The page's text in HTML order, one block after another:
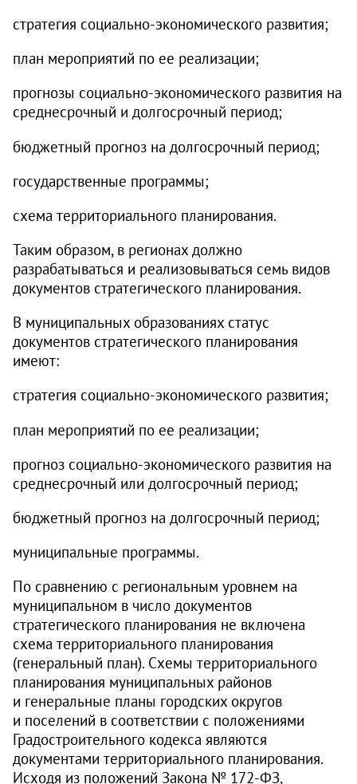
стратегия социально-экономического развития;
план мероприятий по ее реализации;
прогнозы социально-экономического развития на
среднесрочный и долгосрочный период;
бюджетный прогноз на долгосрочный период;
государственные программы;
схема территориального планирования.
Таким образом, в регионах должно
разрабатываться и реализовываться семь видов
документов стратегического планирования.
В муниципальных образованиях статус
документов стратегического планирования
имеют:
стратегия социально-экономического развития;
план мероприятий по ее реализации;
прогноз социально-экономического развития на
среднесрочный или долгосрочный период;
бюджетный прогноз на долгосрочный период;
муниципальные программы.
По сравнению с региональным уровнем на
муниципальном в число документов
стратегического планирования не включена
схема территориального планирования
(генеральный план). Схемы территориального
планирования муниципальных районов
и генеральные планы городских округов
и поселений в соответствии с положениями
Градостроительного кодекса являются
документами территориального планирования.
Исходя из положений Закона № 172‑ФЗ,